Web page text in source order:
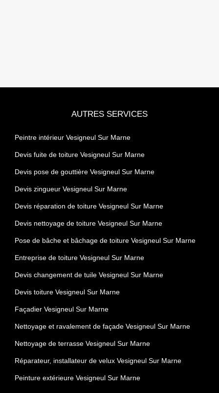
AUTRES SERVICES
Peintre intérieur Vesigneul Sur Marne
Devis fuite de toiture Vesigneul Sur Marne
Devis pose de gouttière Vesigneul Sur Marne
Devis zingueur Vesigneul Sur Marne
Devis réparation de toiture Vesigneul Sur Marne
Devis nettoyage de toiture Vesigneul Sur Marne
Pose de bâche et bâchage de toiture Vesigneul Sur Marne
Entreprise de toiture Vesigneul Sur Marne
Devis changement de tuile Vesigneul Sur Marne
Devis toiture Vesigneul Sur Marne
Façadier Vesigneul Sur Marne
Nettoyage et ravalement de façade Vesigneul Sur Marne
Nettoyage de terrasse Vesigneul Sur Marne
Réparateur, installateur de velux Vesigneul Sur Marne
Peinture extérieure Vesigneul Sur Marne